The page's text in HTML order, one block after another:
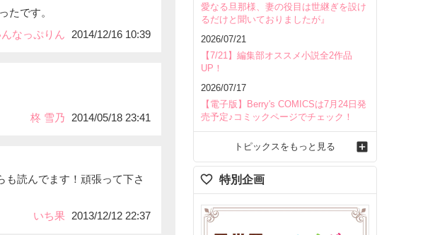
たです。
なっぷりん
2014/12/16 10:39
柊 雪乃
2014/05/18 23:41
も読んでます！頑張って下さ
いち果
2013/12/12 22:37
愛なる旦那様、妻の役目は世継ぎを設け
るだけと聞いておりましたが』
2026/07/21
【7/21】編集部オススメ小説全2作品
UP！
2026/07/17
【電子版】Berry's COMICSは7月24日発
売予定♪コミックページでチェック！
トピックスをもっと見る
特別企画